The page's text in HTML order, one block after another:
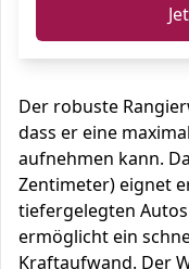
Der robuste
dass er eine
aufnehmen kann.
Zentimeter) eignet
tiefergelegten
ermöglicht ein
Kraftaufwand. Der